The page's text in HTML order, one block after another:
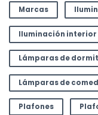
Marcas
Iluminación interior
Lámparas de
Lámparas de
Plafones